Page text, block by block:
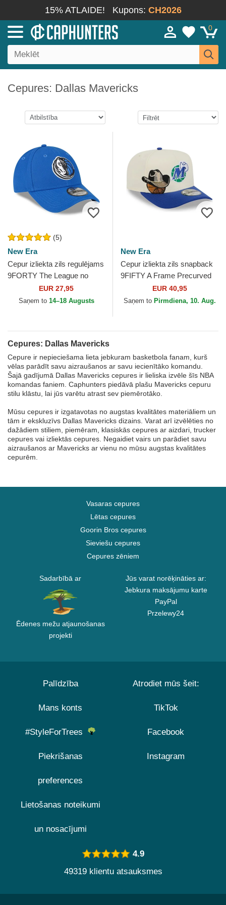
15% ATLAIDE! Kupons: CH2026
0
Cepures: Dallas Mavericks
(5)
New Era
Cepur izliekta zils regulējams
9FORTY The League no
Dallas Mavericks NBA no
New Era
EUR 27,95
Saņem to 14–18 Augusts
New Era
Cepur izliekta zils snapback
9FIFTY A Frame Precurved
Hardwood Classics no Dallas
Mavericks NBA...
EUR 40,95
Saņem to Pirmdiena, 10. Aug.
Cepures: Dallas Mavericks
Cepure ir nepieciešama lieta jebkuram basketbola fanam, kurš
vēlas parādīt savu aizraušanos ar savu iecienītāko komandu.
Šajā gadījumā Dallas Mavericks cepures ir lieliska izvēle šīs NBA
komandas faniem. Caphunters piedāvā plašu Mavericks cepuru
stilu klāstu, lai jūs varētu atrast sev piemērotāko.
Mūsu cepures ir izgatavotas no augstas kvalitātes materiāliem un
tām ir ekskluzīvs Dallas Mavericks dizains. Varat arī izvēlēties no
dažādiem stiliem, piemēram, klasiskās cepures ar aizdari, trucker
cepures vai izliektās cepures. Negaidiet vairs un parādiet savu
aizraušanos ar Mavericks ar vienu no mūsu augstas kvalitātes
cepurēm.
Vasaras cepures
Lētas cepures
Goorin Bros cepures
Sieviešu cepures
Cepures zēniem
Sadarbībā ar
Ēdenes mežu atjaunošanas
projekti
Jūs varat norēķināties ar:
Jebkura maksājumu karte
PayPal
Przelewy24
Palīdzība
Mans konts
#StyleForTrees
Piekrišanas
preferences
Lietošanas noteikumi
un nosacījumi
Atrodiet mūs šeit:
TikTok
Facebook
Instagram
4.9
49319 klientu atsauksmes